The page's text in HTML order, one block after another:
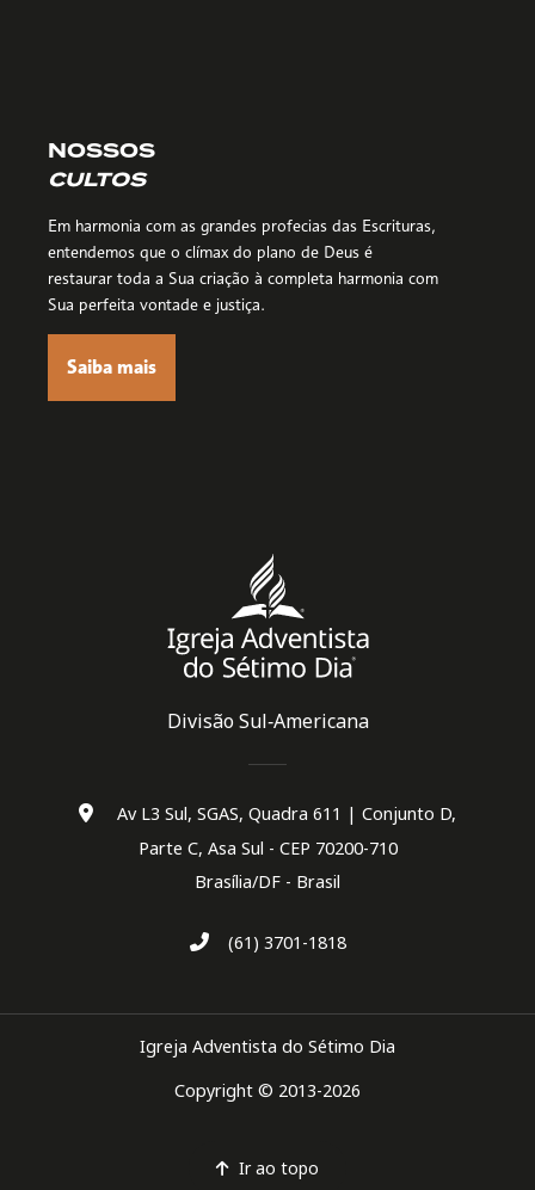
NOSSOS
CULTOS
Em harmonia com as grandes profecias das Escrituras,
entendemos que o clímax do plano de Deus é
restaurar toda a Sua criação à completa harmonia com
Sua perfeita vontade e justiça.
Saiba mais
Divisão Sul‑Americana
Av L3 Sul, SGAS, Quadra 611 | Conjunto D,
Parte C, Asa Sul - CEP 70200-710
Brasília/DF - Brasil
(61) 3701-1818
Igreja Adventista do Sétimo Dia
Copyright © 2013-2026
Ir ao topo